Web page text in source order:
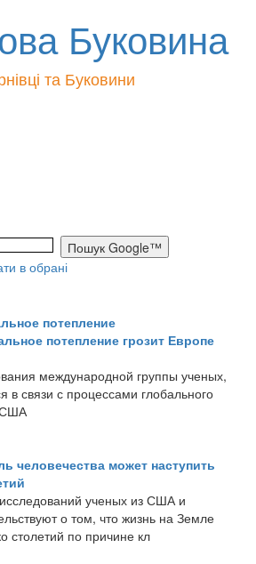
Буковина
та Буковини
в обрані
потепление
потепление грозит Европе
международной группы ученых,
в связи с процессами глобального
США
человечества может наступить
ученых из США и
о том, что жизнь на Земле
столетий по причине кл